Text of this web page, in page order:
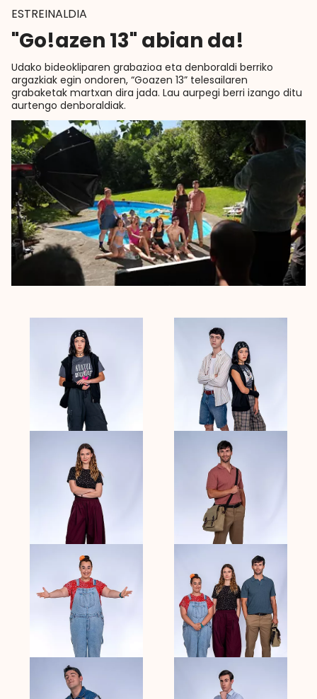
ESTREINALDIA
"Go!azen 13" abian da!
Udako bideokliparen grabazioa eta denboraldi berriko
argazkiak egin ondoren, “Goazen 13” telesailaren
grabaketak martxan dira jada. Lau aurpegi berri izango ditu
aurtengo denboraldiak.